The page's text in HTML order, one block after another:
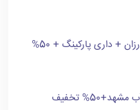
لیست مسافرخانه های مشهد با قیمت ارزان + داری پارکینگ + 50%
تخفیف